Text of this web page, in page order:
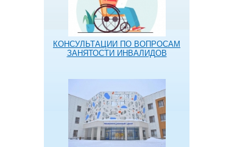
КОНСУЛЬТАЦИИ ПО ВОПРОСАМ
ЗАНЯТОСТИ ИНВАЛИДОВ